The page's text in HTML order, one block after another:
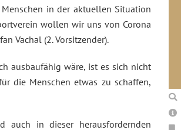
in der aktuellen Situation
wollen wir uns von Corona
Vachal (2. Vorsitzender).
ausbaufähig wäre, ist es sich nicht
die Menschen etwas zu schaffen,
auch in dieser herausfordernden